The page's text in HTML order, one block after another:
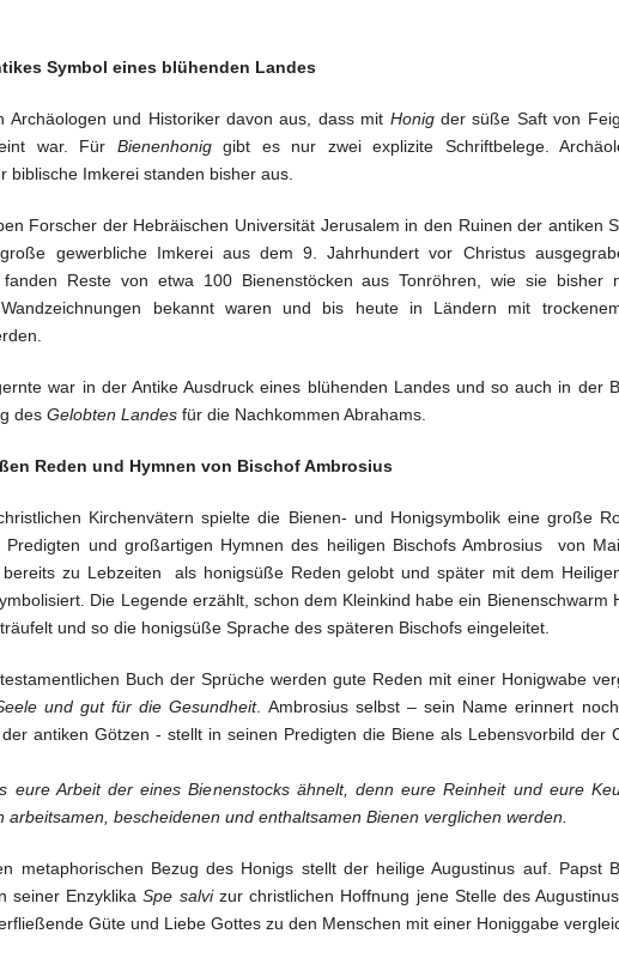
Symbol eines blühenden Landes
Archäologen und Historiker davon aus, dass mit Honigder süße Saft von
war. Für Bienenhoniggibt es nur zwei explizite Schriftbelege.
biblische Imkerei standen bisher aus.
Forscher der Hebräischen Universität Jerusalem in den Ruinen der antiken
gewerbliche Imkerei aus dem 9. Jahrhundert vor Christus
fanden Reste von etwa 100 Bienenstöcken aus Tonröhren, wie sie bisher
bekannt waren und bis heute in Ländern mit
war in der Antike Ausdruck eines blühenden Landes und so auch in der
des Gelobten Landes für die Nachkommen Abrahams.
Reden und Hymnen von Bischof Ambrosius
Kirchenvätern spielte die Bienen- und Honigsymbolik eine große
Predigten und großartigen Hymnen des heiligen Bischofs Ambrosius von
zu Lebzeiten als honigsüße Reden gelobt und später mit dem
Die Legende erzählt, schon dem Kleinkind habe ein Bienenschwarm
und so die honigsüße Sprache des späteren Bischofs eingeleitet.
Buch der Sprüche werden gute Reden mit einer Honigwabe
und gut für die Gesundheit. Ambrosius selbst – sein Name erinnert
antiken Götzen - stellt in seinen Predigten die Biene als Lebensvorbild der
eure Arbeit der eines Bienenstocks ähnelt, denn eure Reinheit und eure
arbeitsamen, bescheidenen und enthaltsamen Bienen verglichen werden.
metaphorischen Bezug des Honigs stellt der heilige Augustinus auf. Papst
seiner EnzyklikaSpe salvizur christlichen Hoffnung jene Stelle des
Güte und Liebe Gottes zu den Menschen mit einer Honiggabe